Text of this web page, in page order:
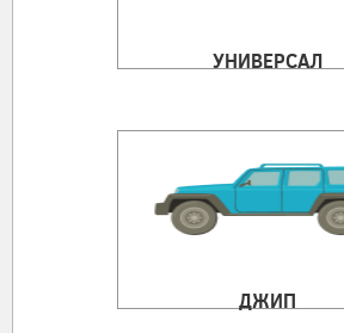
УНИВЕРСАЛ
ДЖИП